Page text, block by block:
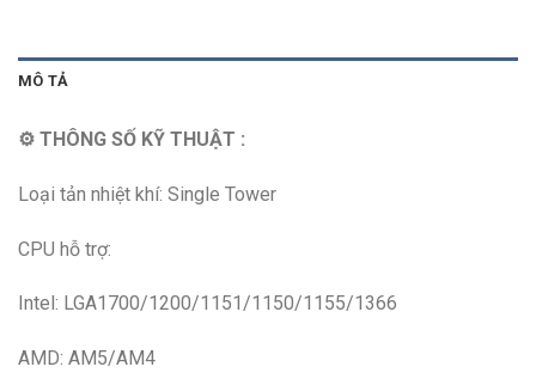
MÔ TẢ
⚙ THÔNG SỐ KỸ THUẬT :
Loại tản nhiệt khí: Single Tower
CPU hỗ trợ:
Intel: LGA1700/1200/1151/1150/1155/1366
AMD: AM5/AM4